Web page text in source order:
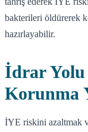
bakterileri öldürerek
hazırlayabilir.
İdrar Yolu
Korunma
İYE riskini azaltmak